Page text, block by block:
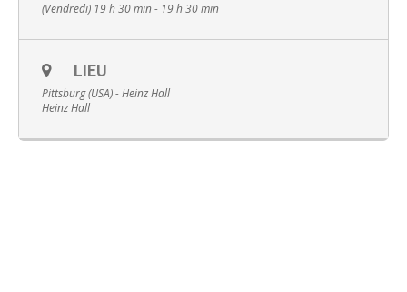
(Vendredi) 19 h 30 min - 19 h 30 min
LIEU
Pittsburg (USA) - Heinz Hall
Heinz Hall